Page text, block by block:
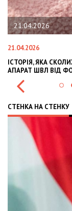
21.04.2026
21.04.2026
ІСТОРІЯ, ЯКА
АПАРАТ ШВЛ ВІД
СТЕНКА НА СТЕНКУ